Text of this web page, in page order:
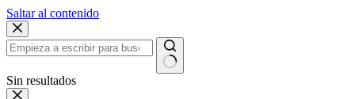
Saltar al contenido
Sin resultados